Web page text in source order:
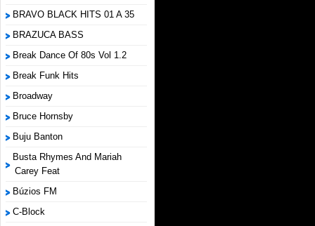
BRAVO BLACK HITS 01 A 35
BRAZUCA BASS
Break Dance Of 80s Vol 1.2
Break Funk Hits
Broadway
Bruce Hornsby
Buju Banton
Busta Rhymes And Mariah
Carey Feat
Búzios FM
C-Block